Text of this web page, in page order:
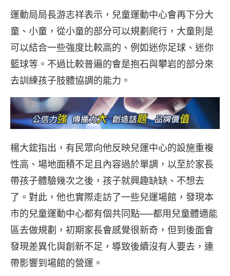
運動局局長游志祥表示，兒童運動中心會再下分大
童、小童，從小童的部分可以規劃爬行，大童則是
可以結合一些強度比較高的、例如迷你足球、迷你
籃球等。不過比較普遍的會是抱石與攀岩的部分來
去訓練孩子肢體協調的能力。
楊大鋐指出，有民眾向他反映兒運中心的設施重複
性高、場地面積不足且內容過於單調，以至於家長
帶孩子體驗幾次之後，孩子就興趣缺缺、不想去
了。對此，他也實際走訪了一些兒運場館，發現本
市的兒童運動中心都有個共同點──都用兒童體適能
區去做規劃，初期家長會感覺很新奇，但到後面會
發現差異化與創新不足，導致後續沒有人要去，連
帶影響到場館的營運。